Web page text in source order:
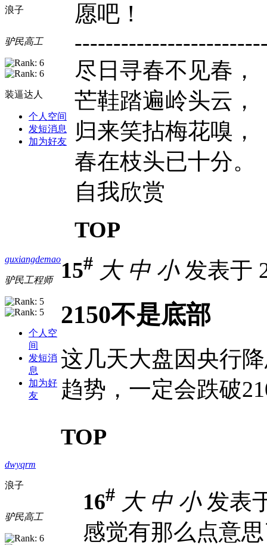
浪子
驴民高工
装逼达人
个人空间
发短消息
加为好友
愿吧！
尽日寻春不见春，
芒鞋踏遍岭头云，
归来笑拈梅花嗅，
春在枝头已十分。
自我欣赏
TOP
guxiangdemao
驴民工程师
个人空
间
发短消
息
加为好
友
15# 大 中 小发表于
2150不是底部
这几天大盘因央行
趋势，一定会跌破
TOP
dwyqrm
浪子
驴民高工
16# 大 中 小发表
感觉有那么点意